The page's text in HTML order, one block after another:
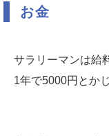
お金
サラリーマンは給
1年で5000円とか